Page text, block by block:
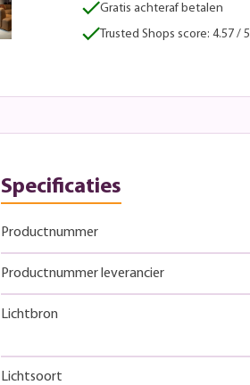
Gratis achteraf betalen
Trusted Shops score: 4.57 / 5
Specificaties
Productnummer
Productnummer leverancier
Lichtbron
Lichtsoort